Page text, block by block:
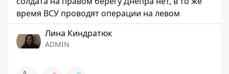
время ВСУ проводят операции на левом
Лина Киндратюк
ADMIN